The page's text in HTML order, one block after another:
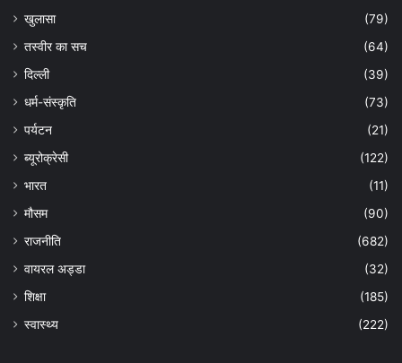
खुलासा
(79)
तस्वीर का सच
(64)
दिल्ली
(39)
धर्म-संस्कृति
(73)
पर्यटन
(21)
ब्यूरोक्रेसी
(122)
भारत
(11)
मौसम
(90)
राजनीति
(682)
वायरल अड्डा
(32)
शिक्षा
(185)
स्वास्थ्य
(222)